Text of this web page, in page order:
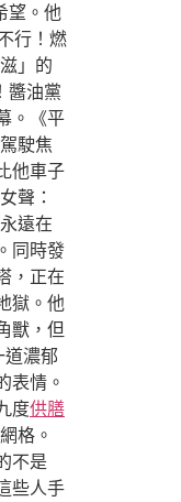
望。他
不行！燃
」的
醬油黨
。《平
駛焦
他車子
聲：
遠在
同時發
，正在
獄。他
獸，但
濃郁
表情。
度供膳
格。
不是
些人手